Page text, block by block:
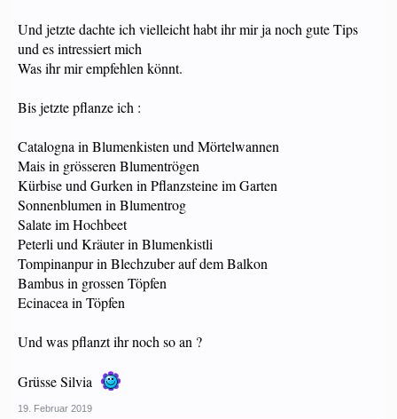
Und jetzte dachte ich vielleicht habt ihr mir ja noch gute Tips
und es intressiert mich
Was ihr mir empfehlen könnt.
Bis jetzte pflanze ich :
Catalogna in Blumenkisten und Mörtelwannen
Mais in grösseren Blumentrögen
Kürbise und Gurken in Pflanzsteine im Garten
Sonnenblumen in Blumentrog
Salate im Hochbeet
Peterli und Kräuter in Blumenkistli
Tompinanpur in Blechzuber auf dem Balkon
Bambus in grossen Töpfen
Ecinacea in Töpfen
Und was pflanzt ihr noch so an ?
Grüsse Silvia
19. Februar 2019